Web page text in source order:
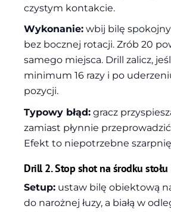
czystym kontakcie.
Wykonanie: wbij bilę
bez bocznej rotacji. Zrób 20
samego miejsca. Drill zalicz,
minimum 16 razy i po
pozycji.
Typowy błąd: gracz
zamiast płynnie przeprowadzić
Efekt to niepotrzebne
Drill 2. Stop shot na środku stołu
Setup: ustaw bilę obiektową
do narożnej łuzy, a białą w